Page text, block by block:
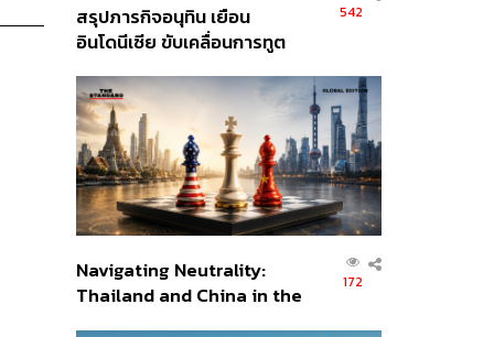
สรุปภารกิจอนุทิน เยือน
อินโดนีเซีย ขับเคลื่อนการทูต
ส่วนยุทธศาสตร์ไทย –
อินโดนีเซีย
542
Navigating Neutrality:
Thailand and China in the
172